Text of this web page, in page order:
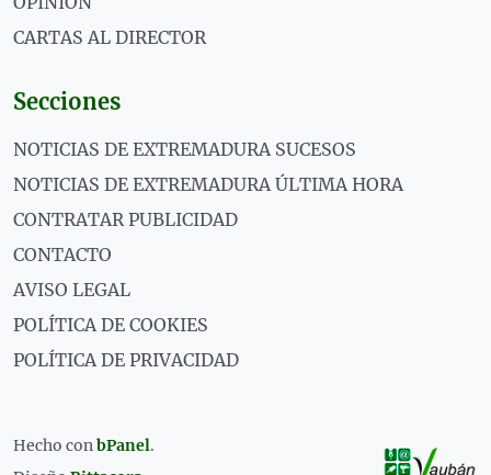
CARTAS AL DIRECTOR
Secciones
NOTICIAS DE EXTREMADURA SUCESOS
NOTICIAS DE EXTREMADURA ÚLTIMA HORA
CONTRATAR PUBLICIDAD
CONTACTO
AVISO LEGAL
POLÍTICA DE COOKIES
POLÍTICA DE PRIVACIDAD
Hecho con bPanel.